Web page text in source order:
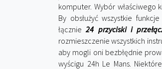
komputer. Wybór właściwego
By obsłużyć wszystkie
łącznie24 przyciski i
rozmieszczenie wszystkich
aby mogli oni bezbłędnie
wyścigu 24h Le Mans.